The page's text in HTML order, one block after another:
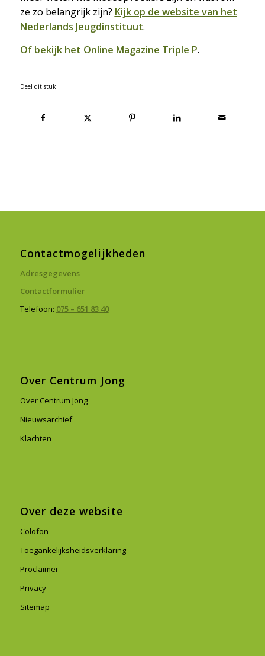
ze zo belangrijk zijn? Kijk op de website van het
Nederlands Jeugdinstituut.
Of bekijk het Online Magazine Triple P.
Deel dit stuk
Contactmogelijkheden
Adresgegevens
Contactformulier
Telefoon: 075 – 651 83 40
Over Centrum Jong
Over Centrum Jong
Nieuwsarchief
Klachten
Over deze website
Colofon
Toegankelijksheidsverklaring
Proclaimer
Privacy
Sitemap